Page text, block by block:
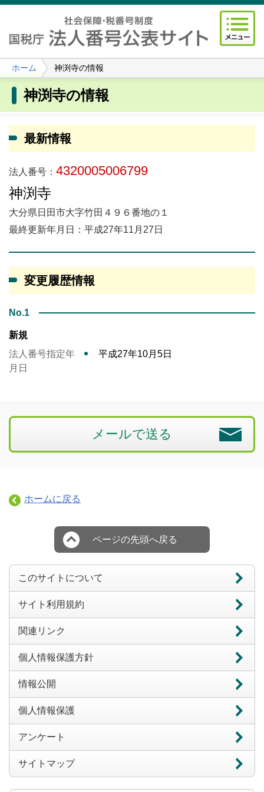
ホーム 神渕寺の情報
神渕寺の情報
最新情報
法人番号： 4320005006799
神渕寺
大分県日田市大字竹田４９６番地の１
最終更新年月日：平成27年11月27日
変更履歴情報
No.1
新規
法人番号指定年
月日
平成27年10月5日
メールで送る
ホームに戻る
ページの先頭へ戻る
このサイトについて
サイト利用規約
関連リンク
個人情報保護方針
情報公開
個人情報保護
アンケート
サイトマップ